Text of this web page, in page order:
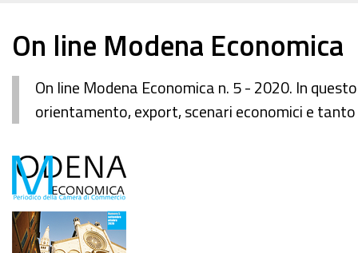
On line Modena Economica
On line Modena Economica n. 5 - 2020. In
orientamento, export, scenari economici e